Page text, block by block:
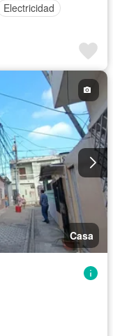
Electricidad
Casa